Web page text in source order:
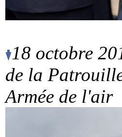
18 octobre
de la
Armée de l'air